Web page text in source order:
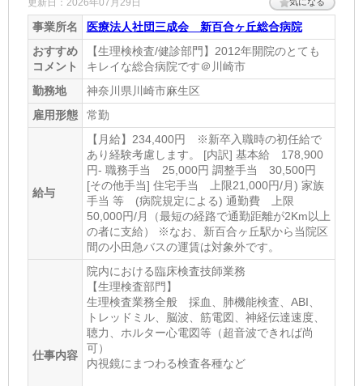
京急川崎
最寄り駅2
川崎
最寄り駅3
港町
ホームページ
http://www.alpha-medic.gr.jp/k_clinic/
事業所名
医療法人社団三成会 新百合ヶ丘総合病院
おすすめ
コメント
【生理検検査/健診部門】2012年開院のとても
キレイな総合病院です＠川崎市
勤務地
神奈川県川崎市麻生区
雇用形態
常勤
給与
【月給】234,400円 ※新卒入職時の初任給で
あり経験考慮します。 [内訳] 基本給 178,900
円- 職務手当 25,000円 調整手当 30,500円
[その他手当] 住宅手当 上限21,000円/月) 家族
手当 等 (病院規定による) 通勤費 上限
50,000円/月（最短の経路で通勤距離が2Km以上
の者に支給） ※なお、新百合ヶ丘駅から当院区
間の小田急バスの運賃は対象外です。
仕事内容
院内における臨床検査技師業務
【生理検査部門】
生理検査業務全般 採血、肺機能検査、ABI、
トレッドミル、脳波、筋電図、神経伝達速度、
聴力、ホルター心電図等（超音波できれば尚
可）
内視鏡にまつわる検査各種など